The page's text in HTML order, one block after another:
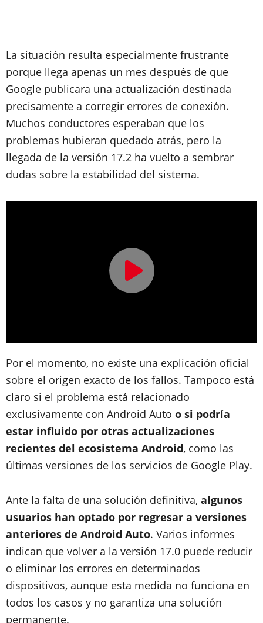
La situación resulta especialmente frustrante
porque llega apenas un mes después de que
Google publicara una actualización destinada
precisamente a corregir errores de conexión.
Muchos conductores esperaban que los
problemas hubieran quedado atrás, pero la
llegada de la versión 17.2 ha vuelto a sembrar
dudas sobre la estabilidad del sistema.
Por el momento, no existe una explicación oficial
sobre el origen exacto de los fallos. Tampoco está
claro si el problema está relacionado
exclusivamente con Android Auto o si podría
estar influido por otras actualizaciones
recientes del ecosistema Android, como las
últimas versiones de los servicios de Google Play.
Ante la falta de una solución definitiva, algunos
usuarios han optado por regresar a versiones
anteriores de Android Auto. Varios informes
indican que volver a la versión 17.0 puede reducir
o eliminar los errores en determinados
dispositivos, aunque esta medida no funciona en
todos los casos y no garantiza una solución
permanente.